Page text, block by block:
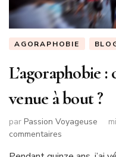
AGORAPHOBIE
L’agoraphobie :
venue à bout ?
par Passion Voyageuse
commentaires